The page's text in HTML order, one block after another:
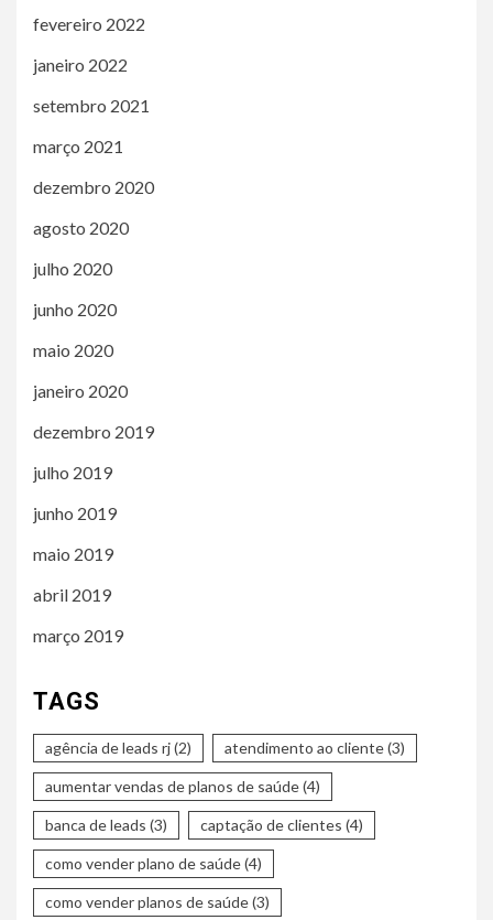
fevereiro 2022
janeiro 2022
setembro 2021
março 2021
dezembro 2020
agosto 2020
julho 2020
junho 2020
maio 2020
janeiro 2020
dezembro 2019
julho 2019
junho 2019
maio 2019
abril 2019
março 2019
TAGS
agência de leads rj(2) atendimento ao cliente(3)
aumentar vendas de planos de saúde(4)
banca de leads (3) captação de clientes (4)
como vender plano de saúde(4)
como vender planos de saúde(3)